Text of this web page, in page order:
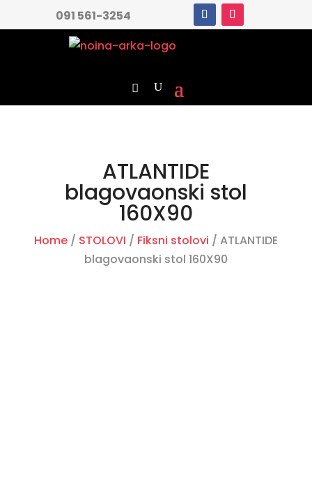
091 561-3254
ATLANTIDE
blagovaonski stol
160X90
Home/ STOLOVI / Fiksni stolovi / ATLANTIDE
blagovaonski stol 160X90